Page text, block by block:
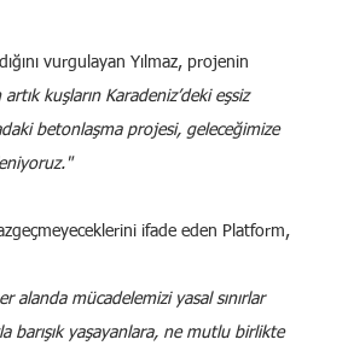
vurgulayan Yılmaz, projenin
kuşların Karadeniz’deki eşsiz
betonlaşma projesi, geleceğimize
ifade eden Platform,
alanda mücadelemizi yasal sınırlar
barışık yaşayanlara, ne mutlu birlikte